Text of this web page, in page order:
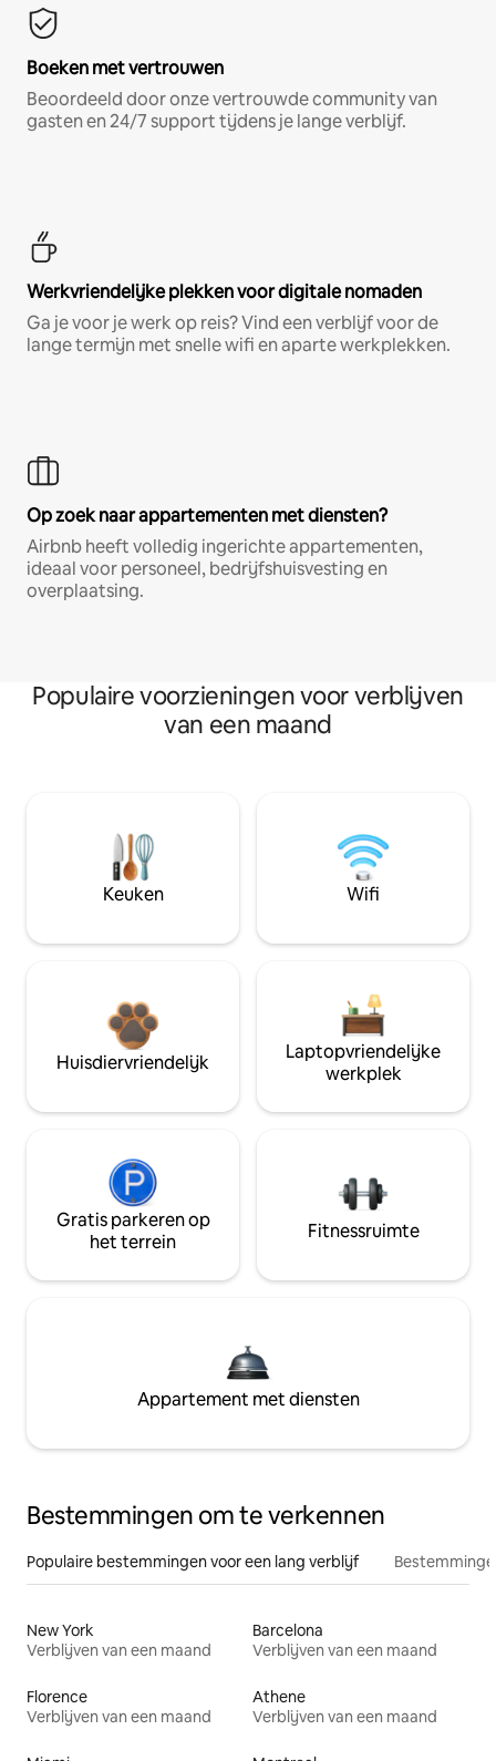
Boeken met vertrouwen
Beoordeeld door onze vertrouwde community van
gasten en 24/7 support tijdens je lange verblijf.
Werkvriendelijke plekken voor digitale nomaden
Ga je voor je werk op reis? Vind een verblijf voor de
lange termijn met snelle wifi en aparte werkplekken.
Op zoek naar appartementen met diensten?
Airbnb heeft volledig ingerichte appartementen,
ideaal voor personeel, bedrijfshuisvesting en
overplaatsing.
Populaire voorzieningen voor verblijven
van een maand
Keuken Wifi
Huisdiervriendelijk
Laptopvriendelijke
werkplek
Gratis parkeren op
het terrein
Fitnessruimte
Appartement met diensten
Bestemmingen om te verkennen
Populaire bestemmingen voor een lang verblijf
New York
Verblijven van een maand
Barcelona
Verblijven van een maand
Florence
Verblijven van een maand
Athene
Verblijven van een maand